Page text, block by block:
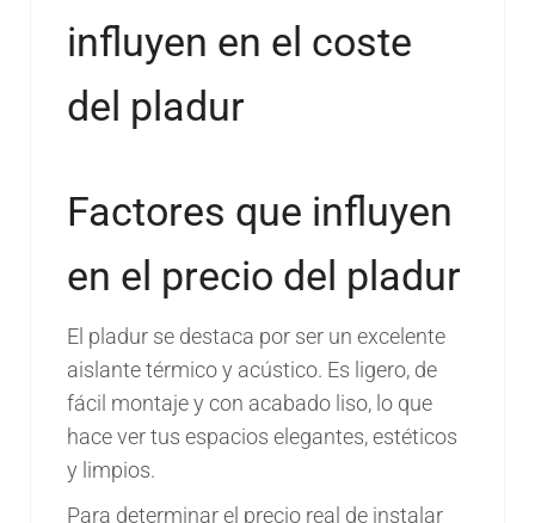
Factores que influyen
en el precio del pladur
El pladur se destaca por ser un excelente
aislante térmico y acústico. Es ligero, de
fácil montaje y con acabado liso, lo que
hace ver tus espacios elegantes, estéticos
y limpios.
Para determinar el precio real de instalar